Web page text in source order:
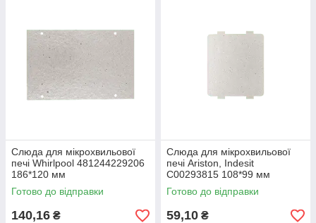
Слюда для мікрохвильової
печі Whirlpool 481244229206
186*120 мм
Готово до відправки
140,16 ₴
Слюда для мікрохвильової
печі Ariston, Indesit
C00293815 108*99 мм
Готово до відправки
59,10 ₴